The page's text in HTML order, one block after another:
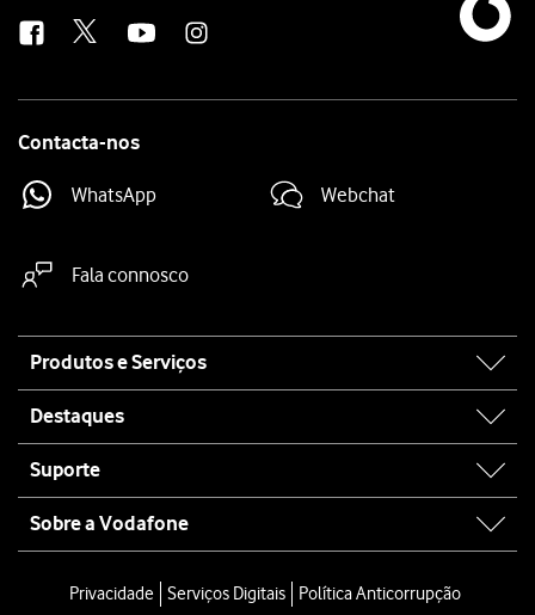
Contacta-nos
WhatsApp Webchat
Fala connosco
map
Produtos e Serviços
Destaques
Suporte
Sobre a Vodafone
Privacidade Serviços Digitais Política Anticorrupção